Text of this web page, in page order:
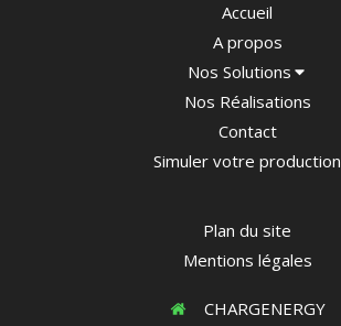
Accueil
A propos
Nos Solutions
Nos Réalisations
Contact
Simuler votre production
Plan du site
Mentions légales
CHARGENERGY